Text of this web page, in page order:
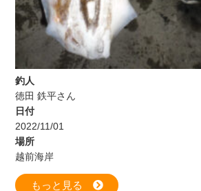
釣人
徳田 鉄平さん
日付
2022/11/01
場所
越前海岸
もっと見る